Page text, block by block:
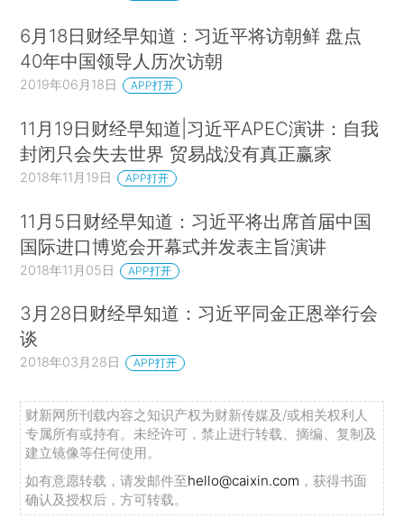
6月18日财经早知道：习近平将访朝鲜 盘点
40年中国领导人历次访朝
2019年06月18日 APP打开
11月19日财经早知道|习近平APEC演讲：自我
封闭只会失去世界 贸易战没有真正赢家
2018年11月19日 APP打开
11月5日财经早知道：习近平将出席首届中国
国际进口博览会开幕式并发表主旨演讲
2018年11月05日 APP打开
3月28日财经早知道：习近平同金正恩举行会
谈
2018年03月28日 APP打开
财新网所刊载内容之知识产权为财新传媒及/或相关权利人
专属所有或持有。未经许可，禁止进行转载、摘编、复制及
建立镜像等任何使用。
如有意愿转载，请发邮件至hello@caixin.com ，获得书面
确认及授权后，方可转载。